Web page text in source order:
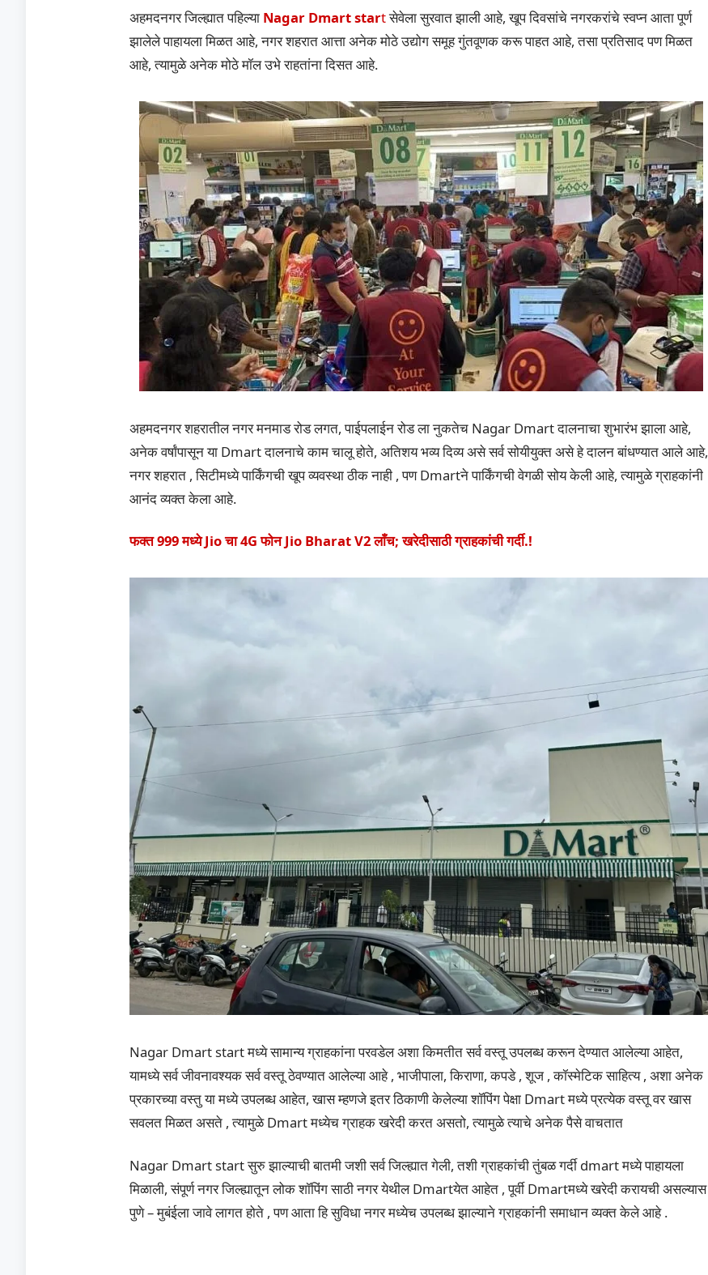
अहमदनगर जिल्ह्यात पहिल्या Nagar Dmart startसेवेला सुरवात झाली आहे, खूप दिवसांचे नगरकरांचे स्वप्न आता पूर्ण
झालेले पाहायला मिळत आहे, नगर शहरात आत्ता अनेक मोठे उद्योग समूह गुंतवूणक करू पाहत आहे, तसा प्रतिसाद पण मिळत
आहे, त्यामुळे अनेक मोठे मॉल उभे राहतांना दिसत आहे.
अहमदनगर शहरातील नगर मनमाड रोड लगत, पाईपलाईन रोड ला नुकतेच Nagar Dmart दालनाचा शुभारंभ झाला आहे,
अनेक वर्षांपासून या Dmart दालनाचे काम चालू होते, अतिशय भव्य दिव्य असे सर्व सोयीयुक्त असे हे दालन बांधण्यात आले आहे,
नगर शहरात , सिटीमध्ये पार्किंगची खूप व्यवस्था ठीक नाही , पण Dmartने पार्किंगची वेगळी सोय केली आहे, त्यामुळे ग्राहकांनी
आनंद व्यक्त केला आहे.
फक्त 999 मध्ये Jio चा 4G फोन Jio Bharat V2 लाँच; खरेदीसाठी ग्राहकांची गर्दी.!
Nagar Dmart start मध्ये सामान्य ग्राहकांना परवडेल अशा किमतीत सर्व वस्तू उपलब्ध करून देण्यात आलेल्या आहेत,
यामध्ये सर्व जीवनावश्यक सर्व वस्तू ठेवण्यात आलेल्या आहे , भाजीपाला, किराणा, कपडे , शूज , कॉस्मेटिक साहित्य , अशा अनेक
प्रकारच्या वस्तु या मध्ये उपलब्ध आहेत, खास म्हणजे इतर ठिकाणी केलेल्या शॉपिंग पेक्षा Dmart मध्ये प्रत्येक वस्तू वर खास
सवलत मिळत असते , त्यामुळे Dmart मध्येच ग्राहक खरेदी करत असतो, त्यामुळे त्याचे अनेक पैसे वाचतात
Nagar Dmart start सुरु झाल्याची बातमी जशी सर्व जिल्ह्यात गेली, तशी ग्राहकांची तुंबळ गर्दी dmart मध्ये पाहायला
मिळाली, संपूर्ण नगर जिल्ह्यातून लोक शॉपिंग साठी नगर येथील Dmartयेत आहेत , पूर्वी Dmartमध्ये खरेदी करायची असल्यास
पुणे – मुबंईला जावे लागत होते , पण आता हि सुविधा नगर मध्येच उपलब्ध झाल्याने ग्राहकांनी समाधान व्यक्त केले आहे .